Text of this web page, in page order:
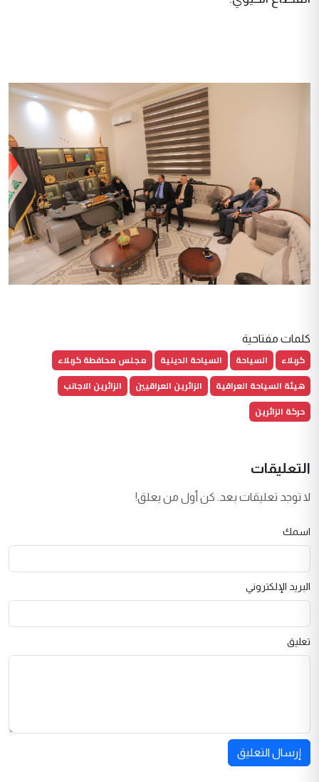
كلمات مفتاحية
كربلاء السياحة السياحة الدينية
مجلس محافطة كربلاء
هيئة السياحة العراقية
الزائرين العراقيين
الزائرين الاجانب
حركة الزائرين
التعليقات
لا توجد تعليقات بعد. كن أول من يعلق!
اسمك
البريد الإلكتروني
تعليق
إرسال التعليق